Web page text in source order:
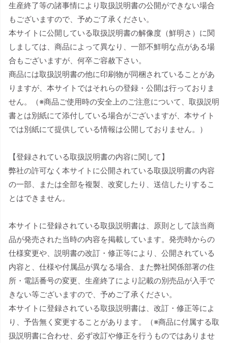
生産終了等の諸事情により取扱説明書の公開ができない場合
もございますので、予めご了承ください。
本サイトに公開している取扱説明書の解像度（鮮明さ）に関
しましては、商品によって異なり、一部不鮮明な点がある場
合もございますが、何卒ご容赦下さい。
商品には取扱説明書の他に印刷物が同梱されていることがあ
りますが、本サイトではそれらの登録・公開は行っておりま
せん。（※商品ご使用時の安全上のご注意について、取扱説明
書とは別紙にて添付している場合がございますが、本サイト
では別紙にて提供している情報は公開しておりません。）
【登録されている取扱説明書の内容に関して】
弊社の許可なく本サイトに公開されている取扱説明書の内容
の一部、または全部を複製、改変したり、送信したりするこ
とはできません。
本サイトに登録されている取扱説明書は、原則として該当商
品が発売された当時の内容を掲載しています。発売時からの
仕様変更や、説明書の改訂・修正等により、公開されている
内容と、仕様や付属品が異なる場合、また弊社関係部署の住
所・電話番号の変更、生産終了により記載の別売品が入手で
きない等ございますので、予めご了承ください。
本サイトに登録されている取扱説明書は、改訂・修正等によ
り、予告無く変更することがあります。（※商品に付属する取
扱説明書に合わせ、必ず改訂や修正を行うものではありませ